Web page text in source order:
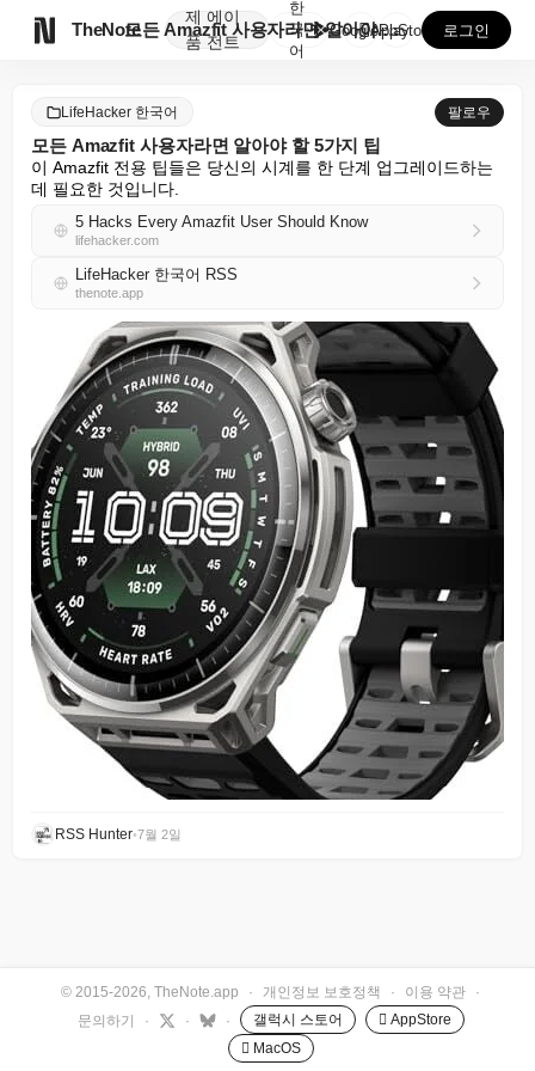
TheNote
제
품
에이
전트
모든 Amazfit 사용자라면 알아야 할 5가지 팁
한
국
어
GooglePlay
AppStore 로그인
LifeHacker 한국어 팔로우
모든 Amazfit 사용자라면 알아야 할 5가지 팁
이 Amazfit 전용 팁들은 당신의 시계를 한 단계 업그레이드하는
데 필요한 것입니다.
5 Hacks Every Amazfit User Should Know
lifehacker.com
LifeHacker 한국어 RSS
thenote.app
RSS Hunter•7월 2일
© 2015-2026, TheNote.app · 개인정보 보호정책 · 이용 약관
·
문의하기
· · · 갤럭시 스토어
 AppStore
 MacOS